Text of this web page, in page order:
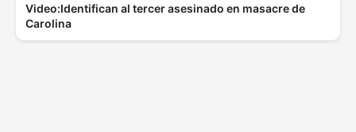
Video:Identifican al tercer asesinado en masacre de
Carolina